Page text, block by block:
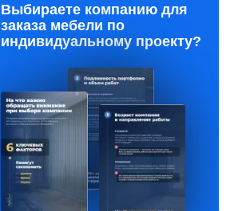
Выбираете компанию для
заказа мебели по
индивидуальному проекту?